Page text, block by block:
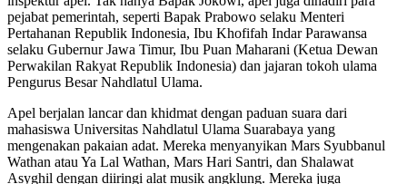
pejabat pemerintah, seperti Bapak Prabowo selaku Menteri
Pertahanan Republik Indonesia, Ibu Khofifah Indar Parawansa
selaku Gubernur Jawa Timur, Ibu Puan Maharani (Ketua Dewan
Perwakilan Rakyat Republik Indonesia) dan jajaran tokoh ulama
Pengurus Besar Nahdlatul Ulama.
Apel berjalan lancar dan khidmat dengan paduan suara dari
mahasiswa Universitas Nahdlatul Ulama Suarabaya yang
mengenakan pakaian adat. Mereka menyanyikan Mars Syubbanul
Wathan atau Ya Lal Wathan, Mars Hari Santri, dan Shalawat
Asyghil dengan diiringi alat musik angklung. Mereka juga